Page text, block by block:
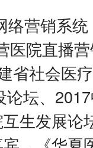
络营销系
医院直播
省社会医
坛、
生发展论